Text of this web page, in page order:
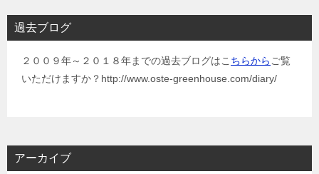
過去ブログ
２００９年～２０１８年までの過去ブログはこ ちらから ご覧
いただけますか？http://www.oste-greenhouse.com/diary/
アーカイブ